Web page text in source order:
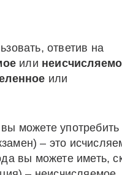
ответив на
или
или
можете употребить
– это
вы можете иметь,